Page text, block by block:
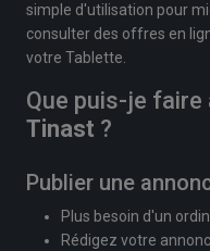
simple d'utilisation pour
consulter des offres en
votre Tablette.
Que puis-je
Tinast ?
Publier une
Plus besoin d'un
Rédigez votre